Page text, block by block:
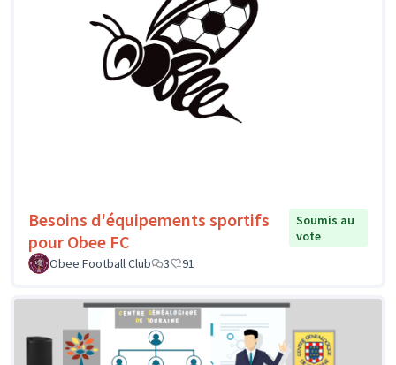
Besoins d'équipements sportifs
pour Obee FC
Soumis au
vote
Obee Football Club
3 91